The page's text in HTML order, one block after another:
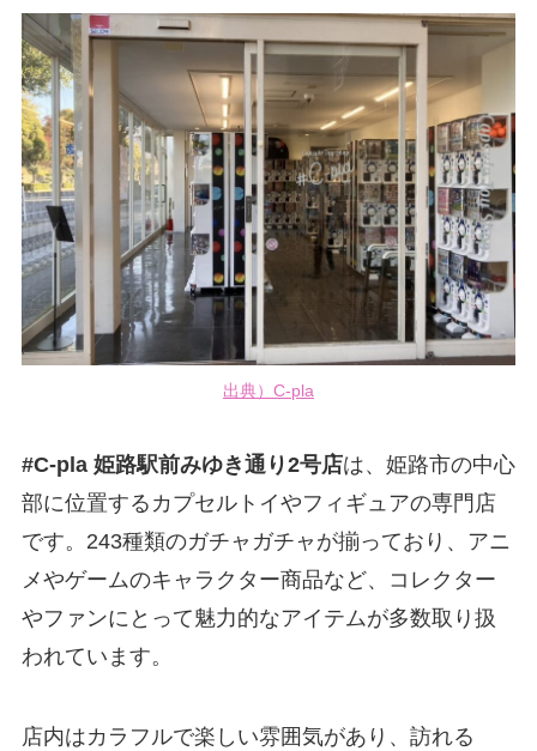
出典）C-pla
#C-pla 姫路駅前みゆき通り2号店は、姫路市の中心
部に位置するカプセルトイやフィギュアの専門店
です。243種類のガチャガチャが揃っており、アニ
メやゲームのキャラクター商品など、コレクター
やファンにとって魅力的なアイテムが多数取り扱
われています。
店内はカラフルで楽しい雰囲気があり、訪れる